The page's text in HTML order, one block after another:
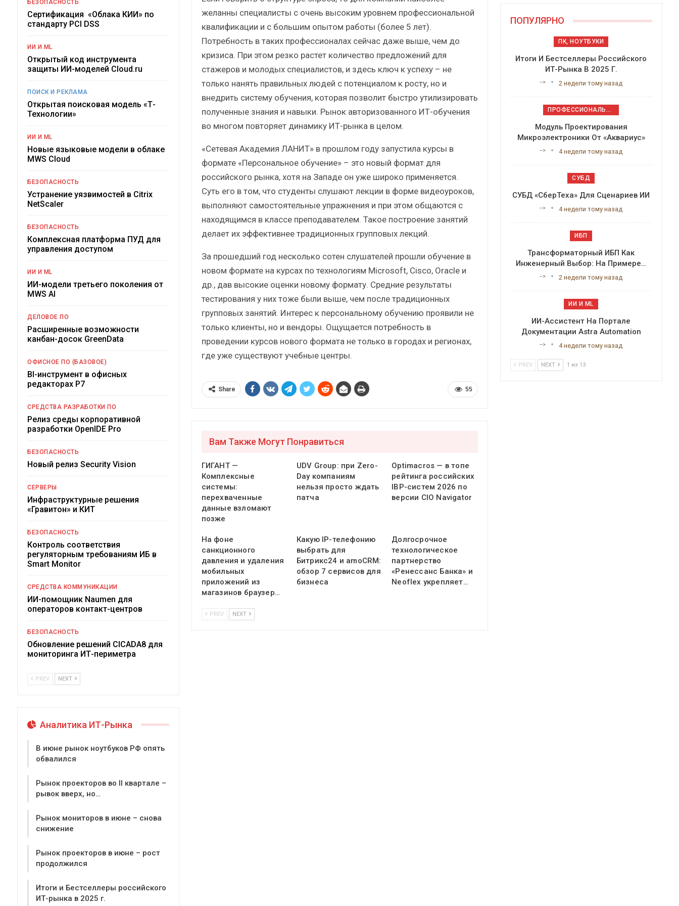
желанны специалисты с очень высоким уровнем профессиональной
квалификации и с большим опытом работы (более 5 лет).
Потребность в таких профессионалах сейчас даже выше, чем до
кризиса. При этом резко растет количество предложений для
стажеров и молодых специалистов, и здесь ключ к успеху – не
только нанять правильных людей с потенциалом к росту, но и
внедрить систему обучения, которая позволит быстро утилизировать
полученные знания и навыки. Рынок авторизованного ИТ-обучения
во многом повторяет динамику ИТ-рынка в целом.
«Сетевая Академия ЛАНИТ» в прошлом году запустила курсы в
формате «Персональное обучение» – это новый формат для
российского рынка, хотя на Западе он уже широко применяется.
Суть его в том, что студенты слушают лекции в форме видеоуроков,
выполняют самостоятельные упражнения и при этом общаются с
находящимся в классе преподавателем. Такое построение занятий
делает их эффективнее традиционных групповых лекций.
За прошедший год несколько сотен слушателей прошли обучение в
новом формате на курсах по технологиям Microsoft, Cisco, Oracle и
др., дав высокие оценки новому формату. Средние результаты
тестирования у них тоже были выше, чем после традиционных
групповых занятий. Интерес к персональному обучению проявили не
только клиенты, но и вендоры. Ощущается потребность в
проведении курсов нового формата не только в городах и регионах,
где уже существуют учебные центры.
55
Share
Вам Также Могут Понравиться
ГИГАНТ —
Комплексные
системы:
перехваченные
данные взломают
позже
UDV Group: при Zero-
Day компаниям
нельзя просто ждать
патча
Optimacros — в топе
рейтинга российских
IBP-систем 2026 по
версии CIO Navigator
На фоне
санкционного
давления и удаления
мобильных
приложений из
магазинов браузер…
Какую IP-телефонию
выбрать для
Битрикс24 и amoCRM:
обзор 7 сервисов для
бизнеса
Долгосрочное
технологическое
партнерство
«Ренессанс Банка» и
Neoflex укрепляет…
PREV NEXT
БЕЗОПАСНОСТЬ
Сертификация «Облака КИИ» по
стандарту PCI DSS
ИИ И ML
Открытый код инструмента
защиты ИИ-моделей Cloud.ru
ПОИСК И РЕКЛАМА
Открытая поисковая модель «Т-
Технологии»
ИИ И ML
Новые языковые модели в облаке
MWS Cloud
БЕЗОПАСНОСТЬ
Устранение уязвимостей в Citrix
NetScaler
БЕЗОПАСНОСТЬ
Комплексная платформа ПУД для
управления доступом
ИИ И ML
ИИ-модели третьего поколения от
MWS AI
ДЕЛОВОЕ ПО
Расширенные возможности
канбан-досок GreenData
ОФИСНОЕ ПО (БАЗОВОЕ)
BI-инструмент в офисных
редакторах Р7
СРЕДСТВА РАЗРАБОТКИ ПО
Релиз среды корпоративной
разработки OpenIDE Pro
БЕЗОПАСНОСТЬ
Новый релиз Security Vision
СЕРВЕРЫ
Инфраструктурные решения
«Гравитон» и КИТ
БЕЗОПАСНОСТЬ
Контроль соответствия
регуляторным требованиям ИБ в
Smart Monitor
СРЕДСТВА КОММУНИКАЦИИ
ИИ-помощник Naumen для
операторов контакт-центров
БЕЗОПАСНОСТЬ
Обновление решений CICADA8 для
мониторинга ИТ-периметра
PREV NEXT
Аналитика ИТ-Рынка
В июне рынок ноутбуков РФ опять
обвалился
Рынок проекторов во II квартале –
рывок вверх, но…
Рынок мониторов в июне – снова
снижение
Рынок проекторов в июне – рост
продолжился
Итоги и Бестселлеры российского
ИТ-рынка в 2025 г.
ПОПУЛЯРНО
ПК, НОУТБУКИ
Итоги И Бестселлеры Российского
ИТ-Рынка В 2025 Г.
--> 2 недели тому назад
ПРОФЕССИОНАЛЬНОЕ ПРИКЛАДНОЕ ПО
Модуль Проектирования
Микроэлектроники От «Аквариус»
--> 4 недели тому назад
СУБД
СУБД «СберТеха» Для Сценариев ИИ
--> 4 недели тому назад
ИБП
Трансформаторный ИБП Как
Инженерный Выбор: На Примере…
--> 2 недели тому назад
ИИ И ML
ИИ-Ассистент На Портале
Документации Astra Automation
--> 4 недели тому назад
PREV NEXT 1 из 13